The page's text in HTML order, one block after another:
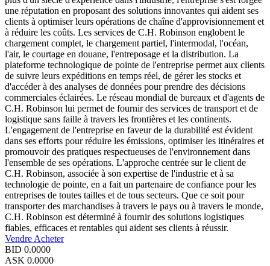
une réputation en proposant des solutions innovantes qui aident ses
clients à optimiser leurs opérations de chaîne d'approvisionnement et
à réduire les coûts. Les services de C.H. Robinson englobent le
chargement complet, le chargement partiel, l'intermodal, l'océan,
l'air, le courtage en douane, l'entreposage et la distribution. La
plateforme technologique de pointe de l'entreprise permet aux clients
de suivre leurs expéditions en temps réel, de gérer les stocks et
d'accéder à des analyses de données pour prendre des décisions
commerciales éclairées. Le réseau mondial de bureaux et d'agents de
C.H. Robinson lui permet de fournir des services de transport et de
logistique sans faille à travers les frontières et les continents.
L'engagement de l'entreprise en faveur de la durabilité est évident
dans ses efforts pour réduire les émissions, optimiser les itinéraires et
promouvoir des pratiques respectueuses de l'environnement dans
l'ensemble de ses opérations. L'approche centrée sur le client de
C.H. Robinson, associée à son expertise de l'industrie et à sa
technologie de pointe, en a fait un partenaire de confiance pour les
entreprises de toutes tailles et de tous secteurs. Que ce soit pour
transporter des marchandises à travers le pays ou à travers le monde,
C.H. Robinson est déterminé à fournir des solutions logistiques
fiables, efficaces et rentables qui aident ses clients à réussir.
Vendre Acheter
BID 0.0000
ASK 0.0000